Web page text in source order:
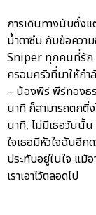
การเดินทางนับตั้ง
น้ำตาซึม กับข้อคว
Sniper ทุกคนที่รัก
ครอบครัวที่มาให้ก
– น้องพีร์ พีร์ทองธ
นาที ก็สามารถตกติ่
นาที, ไม่มีเธอวันนั้
ใจเธอมีหัวใจฉันอีก
ประทับอยู่ในใจ แม้อ
เราเอาไว้ตลอดไป